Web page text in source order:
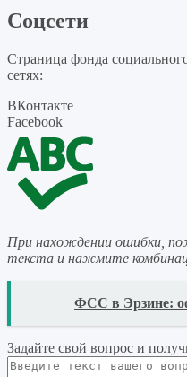
Соцсети
Страница фонда
сетях:
ВКонтакте
Facebook
При нахождении ошибки,
текста и нажмите
ФСС в Эрзине:
Задайте свой вопрос и